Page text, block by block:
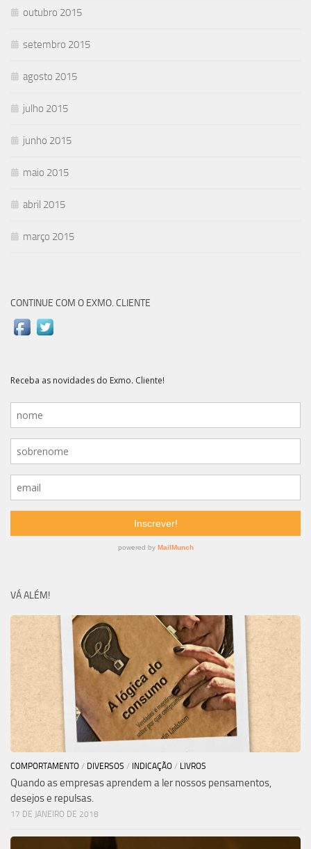
outubro 2015
setembro 2015
agosto 2015
julho 2015
junho 2015
maio 2015
abril 2015
março 2015
CONTINUE COM O EXMO. CLIENTE
VÁ ALÉM!
COMPORTAMENTO / DIVERSOS / INDICAÇÃO / LIVROS
Quando as empresas aprendem a ler nossos pensamentos,
desejos e repulsas.
17 DE JANEIRO DE 2018